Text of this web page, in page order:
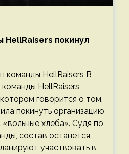
HellRaisers покинул
команды HellRaisers В
HellRaisers
говорится о том,
покинуть организацию
«вольные хлеба». Судя по
состав останется
участвовать в